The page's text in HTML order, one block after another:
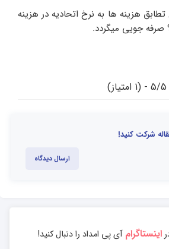
هزینه ها به نرخ اتحادیه در هزینه
5/5 - (1 امتیاز)
شرکت کنید!
ارسال دیدگاه
اینستاگرامآی پی امداد را دنبال کنید!